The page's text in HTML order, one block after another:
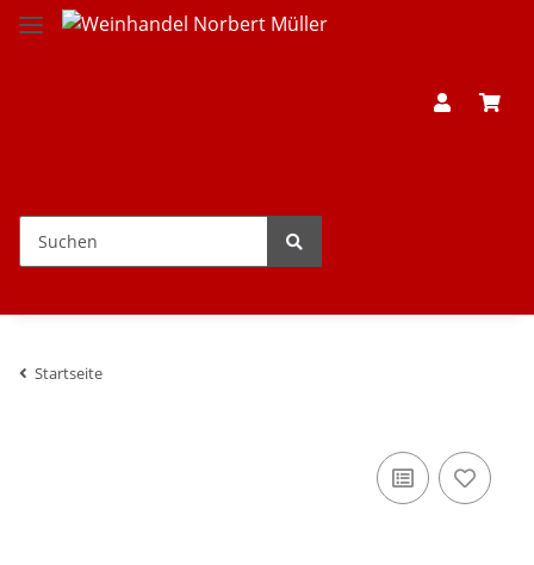
Startseite